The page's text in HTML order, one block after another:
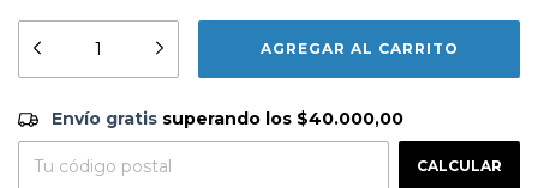
Envío gratis $40.000,00
Entregas para el CP: CAMBIAR CP
Envío gratis superando los $40.000,00
CALCULAR
Formato:
LIBROS
Editorial:
Alianza
Encuadernación:Tapa Blanda
ISBN:9788420639413
Fecha Publicación:04/2001
Sinópsis